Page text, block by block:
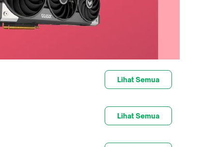
Lihat Semua
Lihat Semua